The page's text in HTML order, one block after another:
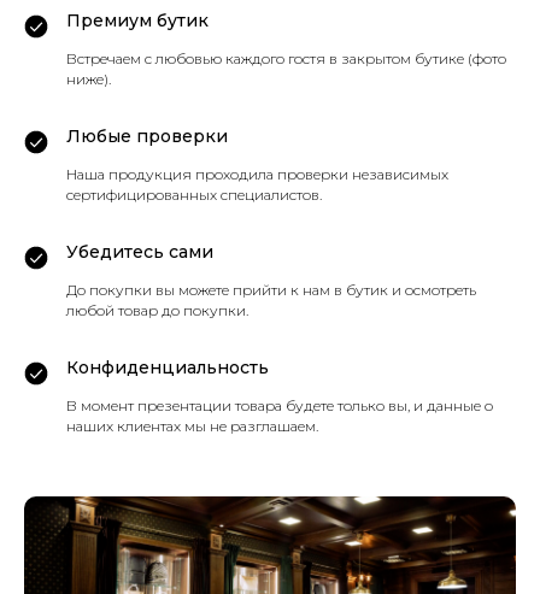
Премиум бутик
Встречаем с любовью каждого гостя в закрытом бутике (фото
ниже).
Любые проверки
Наша продукция проходила проверки независимых
сертифицированных специалистов.
Убедитесь сами
До покупки вы можете прийти к нам в бутик и осмотреть
любой товар до покупки.
Конфиденциальность
В момент презентации товара будете только вы, и данные о
наших клиентах мы не разглашаем.